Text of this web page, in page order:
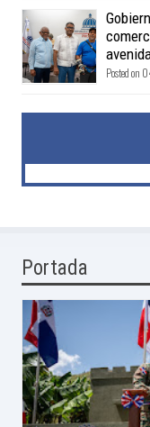
Posted on
Portada